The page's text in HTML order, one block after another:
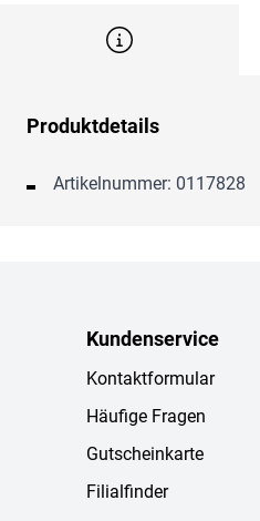
Produktdetails
Artikelnummer: 0117828
Kundenservice
Kontaktformular
Häufige Fragen
Gutscheinkarte
Filialfinder